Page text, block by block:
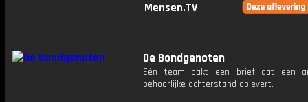
Mensen.TV
De Bondgenoten
Eén team pakt een brief dat een
behoorlijke achterstand oplevert.